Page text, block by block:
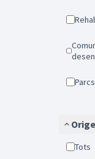
Comunicacions per un
Tots